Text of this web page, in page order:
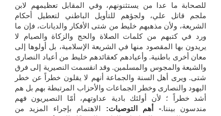
للصحابة ما عدا من يستثنونهم، وفي المقابل تعظيمهم لابن
ملجم قاتل علي، ولجؤهم للتأويل الباطني لتعطيل أحكام
الشريعة، ولأن مذهبهم خليط من شتى الأفكار والديانات، فإن ما
ورد في كتبهم من كلمات الصلاة والحج والزكاة والصيام لا
يريدون بها المقصود منها في الشريعة الإسلامية، بل أولوها إلى
معان أخرى باطنية. وأعيادهم كعقائدهم خليط من أعياد النصارى
والشيعة والمجوس والمسلمين. وقد انقسمت النصيرية إلى فرق
شتى. ويرى أهل السنة والجماعة أنهم لا يقلون خطراً عن خطر
اليهود والنصارى وخطر الجماعات والأحزاب المرتبطة بهم بل هم
أشد خطراً ؛ لأن أولئك بادية عداوتهم، أمّا النصيريون فهم
مندسون بيننا.- أهم التوصيات: الاهتمام بإجراء المزيد من